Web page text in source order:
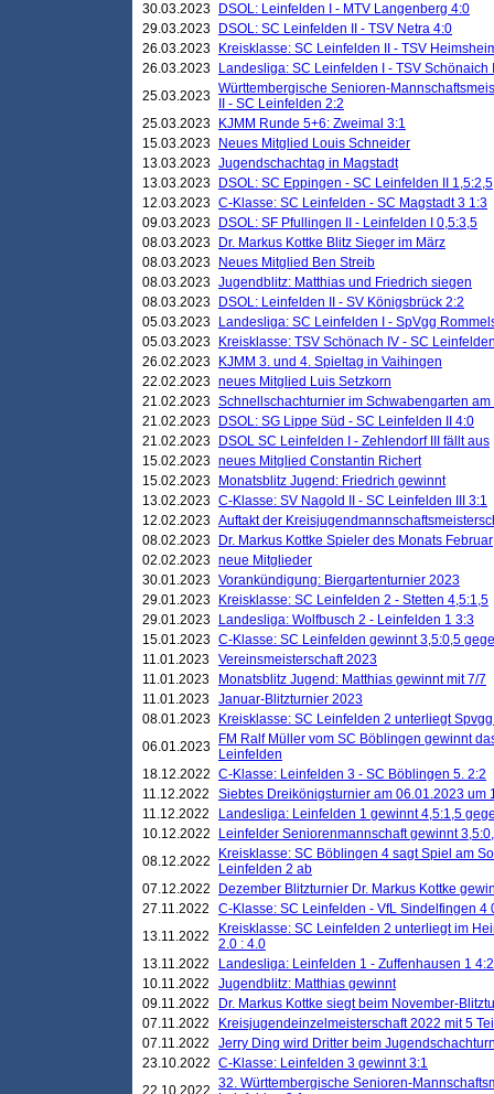
30.03.2023
DSOL: Leinfelden I - MTV Langenberg 4:0
29.03.2023
DSOL: SC Leinfelden II - TSV Netra 4:0
26.03.2023
Kreisklasse: SC Leinfelden II - TSV
26.03.2023
Landesliga: SC Leinfelden I - TSV Schönaich
25.03.2023 Württembergische Senioren-
II - SC Leinfelden 2:2
25.03.2023
KJMM Runde 5+6: Zweimal 3:1
15.03.2023
Neues Mitglied Louis Schneider
13.03.2023 Jugendschachtag in Magstadt
13.03.2023
DSOL: SC Eppingen - SC Leinfelden II 1,5:2,5
12.03.2023 C-Klasse: SC Leinfelden - SC Magstadt 3 1:3
09.03.2023
DSOL: SF Pfullingen II - Leinfelden I 0,5:3,5
08.03.2023
Dr. Markus Kottke Blitz Sieger im März
08.03.2023
Neues Mitglied Ben Streib
08.03.2023 Jugendblitz: Matthias und Friedrich siegen
08.03.2023
DSOL: Leinfelden II - SV Königsbrück 2:2
05.03.2023
Landesliga: SC Leinfelden I - SpVgg
05.03.2023
Kreisklasse: TSV Schönach IV - SC
26.02.2023
KJMM 3. und 4. Spieltag in Vaihingen
22.02.2023 neues Mitglied Luis Setzkorn
21.02.2023 Schnellschachturnier im Schwabengarten
21.02.2023
DSOL: SG Lippe Süd - SC Leinfelden II 4:0
21.02.2023
DSOL SC Leinfelden I - Zehlendorf III fällt aus
15.02.2023 neues Mitglied Constantin Richert
15.02.2023
Monatsblitz Jugend: Friedrich gewinnt
13.02.2023 C-Klasse: SV Nagold II - SC Leinfelden III 3:1
12.02.2023 Auftakt der
08.02.2023
Dr. Markus Kottke Spieler des Monats Februar
02.02.2023 neue Mitglieder
30.01.2023 Vorankündigung: Biergartenturnier 2023
29.01.2023
Kreisklasse: SC Leinfelden 2 - Stetten 4,5:1,5
29.01.2023
Landesliga: Wolfbusch 2 - Leinfelden 1 3:3
15.01.2023 C-Klasse: SC Leinfelden gewinnt 3,5:0,5
11.01.2023 Vereinsmeisterschaft 2023
11.01.2023
Monatsblitz Jugend: Matthias gewinnt mit 7/7
11.01.2023 Januar-Blitzturnier 2023
08.01.2023
Kreisklasse: SC Leinfelden 2 unterliegt
06.01.2023
FM Ralf Müller vom SC Böblingen gewinnt
Leinfelden
18.12.2022 C-Klasse: Leinfelden 3 - SC Böblingen 5. 2:2
11.12.2022
Siebtes Dreikönigsturnier am 06.01.2023 um
11.12.2022
Landesliga: Leinfelden 1 gewinnt 4,5:1,5
10.12.2022
Leinfelder Seniorenmannschaft gewinnt
08.12.2022
Kreisklasse: SC Böblingen 4 sagt Spiel am
Leinfelden 2 ab
07.12.2022
Dezember Blitzturnier Dr. Markus Kottke
27.11.2022
C-Klasse: SC Leinfelden - VfL Sindelfingen 4
13.11.2022
Kreisklasse: SC Leinfelden 2 unterliegt im
2.0 : 4.0
13.11.2022
Landesliga: Leinfelden 1 - Zuffenhausen 1 4:2
10.11.2022
Jugendblitz: Matthias gewinnt
09.11.2022
Dr. Markus Kottke siegt beim November-
07.11.2022
Kreisjugendeinzelmeisterschaft 2022 mit 5
07.11.2022
Jerry Ding wird Dritter beim
23.10.2022 C-Klasse: Leinfelden 3 gewinnt 3:1
22.10.2022 32. Württembergische Senioren-